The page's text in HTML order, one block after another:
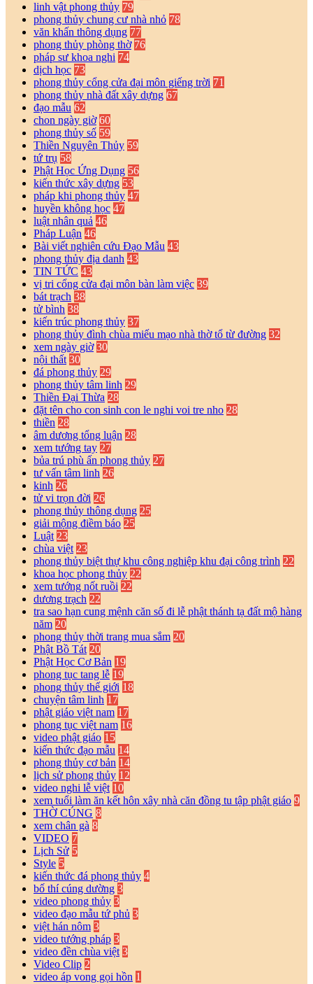
linh vật phong thủy 79
phong thủy chung cư nhà nhỏ 78
văn khấn thông dụng 77
phong thủy phòng thờ 76
pháp sư khoa nghi 74
dịch học 73
phong thủy cổng cửa đại môn giếng trời 71
phong thủy nhà đất xây dựng 67
đạo mẫu 62
chon ngày giờ 60
phong thủy số 59
Thiền Nguyên Thủy 59
tứ trụ 58
Phật Học Ứng Dụng 56
kiến thức xây dựng 53
pháp khi phong thủy 47
huyền không học 47
luật nhân quả 46
Pháp Luận 46
Bài viết nghiên cứu Đạo Mẫu 43
phong thủy địa danh 43
TIN TỨC 43
vị tri cổng cửa đại môn bàn làm việc 39
bát trạch 38
tử bình 38
kiến trúc phong thủy 37
phong thủy đình chùa miếu mạo nhà thờ tổ từ đường 32
xem ngày giờ 30
nội thất 30
đá phong thủy 29
phong thủy tâm linh 29
Thiền Đại Thừa 28
đặt tên cho con sinh con le nghi voi tre nho 28
thiền 28
âm dương tổng luận 28
xem tướng tay 27
bủa trú phù ấn phong thủy 27
tư vấn tâm linh 26
kinh 26
tử vi trọn đời 26
phong thủy thông dụng 25
giải mộng điềm báo 25
Luật 23
chùa việt 23
phong thủy biệt thự khu công nghiệp khu đại công trình 22
khoa học phong thủy 22
xem tướng nốt ruồi 22
dương trạch 22
tra sao hạn cung mệnh căn số đi lễ phật thánh tạ đất mộ hàng
năm 20
phong thủy thời trang mua sắm 20
Phật Bồ Tát 20
Phật Học Cơ Bản 19
phong tục tang lễ 19
phong thủy thế giới 18
chuyện tâm linh 17
phật giáo việt nam 17
phong tục việt nam 16
video phật giáo 15
kiến thức đạo mẫu 14
phong thủy cơ bản 14
lịch sử phong thủy 12
video nghi lễ việt 10
xem tuổi làm ăn kết hôn xây nhà căn đồng tu tập phật giáo 9
THỜ CÚNG 8
xem chân gà 8
VIDEO 7
Lịch Sử 5
Style 5
kiến thức đá phong thủy 4
bố thí cúng dường 3
video phong thủy 3
video đạo mẫu tứ phủ 3
việt hán nôm 3
video tướng pháp 3
video đền chùa việt 3
Video Clip 2
video áp vong gọi hồn 1